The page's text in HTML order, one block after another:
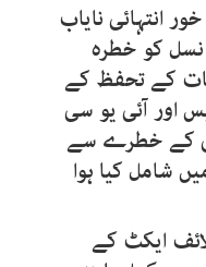
انتہائی نایاب
نسل کو خطرہ
کے تحفظ کے
اور آئی یو سی
کے خطرے سے
شامل کیا ہوا
ایکٹ کے